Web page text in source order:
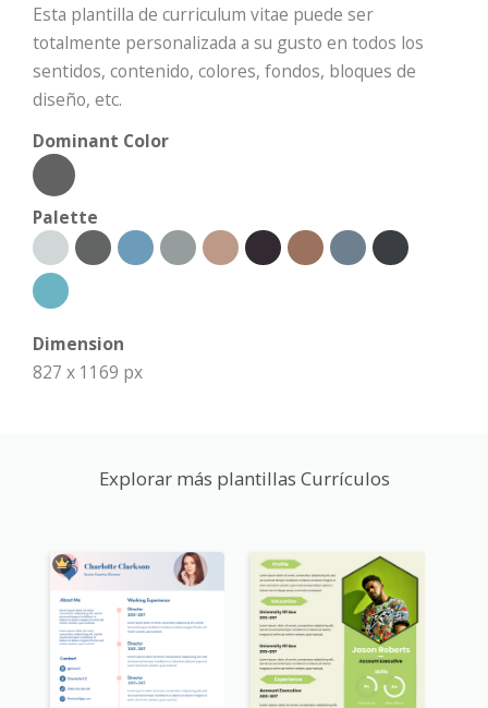
Esta plantilla de curriculum vitae puede ser
totalmente personalizada a su gusto en todos los
sentidos, contenido, colores, fondos, bloques de
diseño, etc.
Dominant Color
Palette
Dimension
827 x 1169 px
Explorar más plantillas Currículos